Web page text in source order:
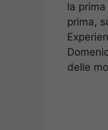
la
prima,
delle